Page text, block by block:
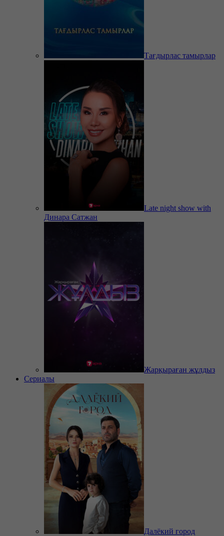
Тағдырлас тамырлар
Late night show with
Динара Сатжан
Жарқыраған жұлдыз
Сериалы
Далёкий город